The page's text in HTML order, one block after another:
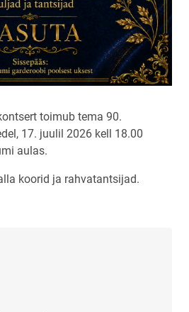
toimub tema 90.
17. juulil 2026 kell 18.00
aulas.
koorid ja rahvatantsijad.